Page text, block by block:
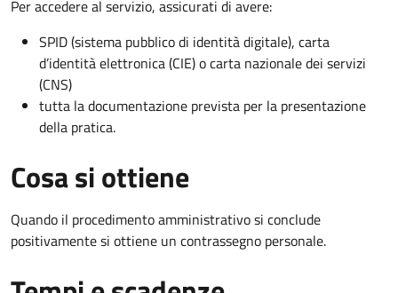
Per accedere al servizio, assicurati di avere:
SPID (sistema pubblico di identità digitale), carta
d’identità elettronica (CIE) o carta nazionale dei servizi
(CNS)
tutta la documentazione prevista per la presentazione
della pratica.
Cosa si ottiene
Quando il procedimento amministrativo si conclude
positivamente si ottiene un contrassegno personale.